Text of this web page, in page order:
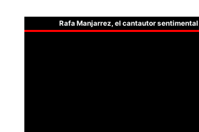
Rafa Manjarrez, el cantautor sentimental